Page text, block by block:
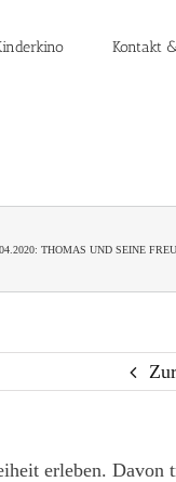
Kontakt
THOMAS UND SEINE
erleben. Davon